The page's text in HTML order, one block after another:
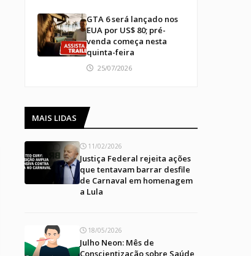
GTA 6 será lançado nos
EUA por US$ 80; pré-
venda começa nesta
quinta-feira
25/07/2026
MAIS LIDAS
11/02/2026
Justiça Federal rejeita ações
que tentavam barrar desfile
de Carnaval em homenagem
a Lula
18/05/2026
Julho Neon: Mês de
Conscientização sobre Saúde